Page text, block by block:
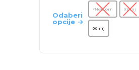
Odaberi
opcije
*Newborn 03 mj
06 mj